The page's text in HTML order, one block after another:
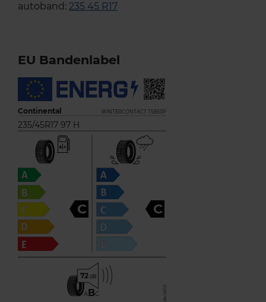
autoband: 235 45 R17
EU Bandenlabel
Continental WINTERCONTACT TS850P
235/45R17 97 H
C C
72
ABC